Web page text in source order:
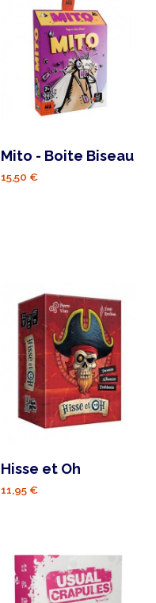
Mito - Boite Biseau
15,50 €
Hisse et Oh
11,95 €